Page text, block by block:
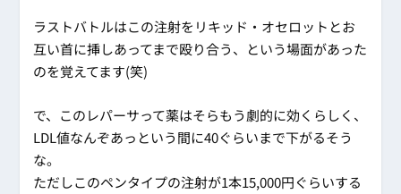
ラストバトルはこの注射をリキッド・オセロットとお
互い首に挿しあってまで殴り合う、という場面があった
のを覚えてます(笑)
で、このレパーサって薬はそらもう劇的に効くらしく、
LDL値なんぞあっという間に40ぐらいまで下がるそう
な。
ただしこのペンタイプの注射が1本15,000円ぐらいする